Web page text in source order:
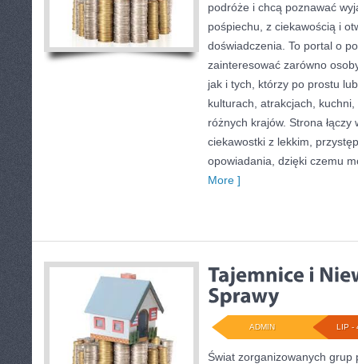
podróże i chcą poznawać
pośpiechu, z ciekawością i
doświadczenia. To portal o
zainteresować zarówno
jak i tych, którzy po prostu
kulturach, atrakcjach,
różnych krajów. Strona
ciekawostki z lekkim,
opowiadania, dzięki czemu
More ]
LIP -
ADMIN
Świat zorganizowanych grup